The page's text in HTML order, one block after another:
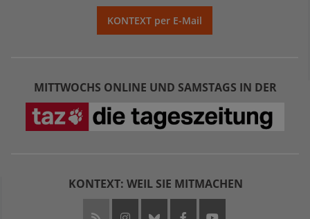
KONTEXT per E-Mail
MITTWOCHS ONLINE UND SAMSTAGS IN DER
KONTEXT: WEIL SIE MITMACHEN